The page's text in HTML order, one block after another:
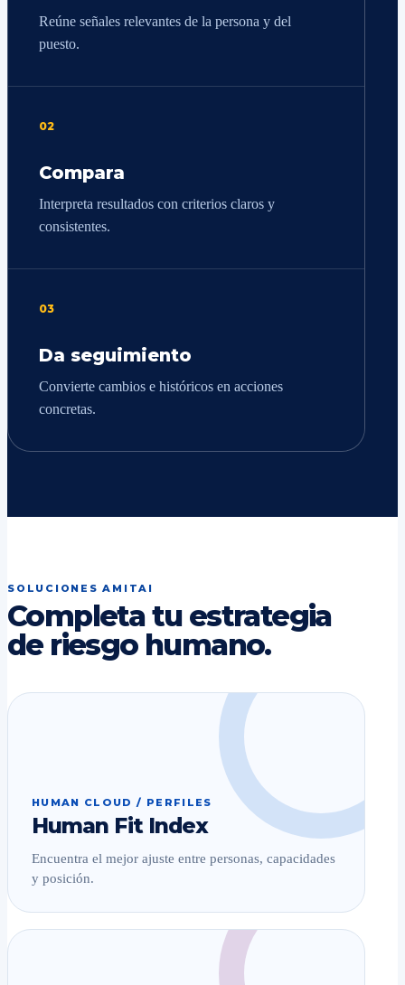
Reúne señales relevantes de la persona y del
puesto.
02
Compara
Interpreta resultados con criterios claros y
consistentes.
03
Da seguimiento
Convierte cambios e históricos en acciones
concretas.
SOLUCIONES AMITAI
Completa tu estrategia
de riesgo humano.
HUMAN CLOUD / PERFILES
Human Fit Index
Encuentra el mejor ajuste entre personas, capacidades
y posición.